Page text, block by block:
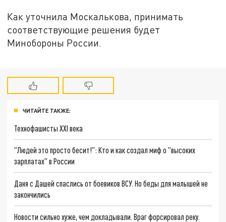
Как уточнила Москалькова, принимать
соответствующие решения будет
Минобороны России.
ЧИТАЙТЕ ТАКЖЕ:
Технофашисты XXI века
"Людей это просто бесит!": Кто и как создал миф о "высоких
зарплатах" в России
Даня с Дашей спаслись от боевиков ВСУ. Но беды для малышей не
закончились
Новости сильно хуже, чем докладывали. Враг форсировал реку.